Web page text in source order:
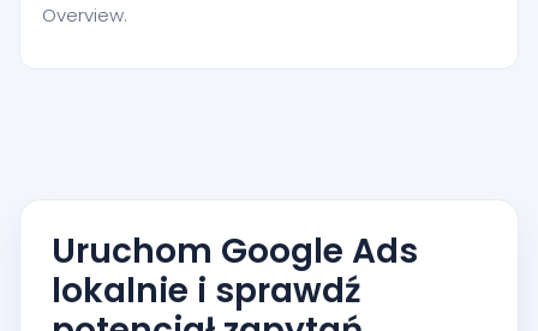
Overview.
Uruchom Google Ads
lokalnie i sprawdź